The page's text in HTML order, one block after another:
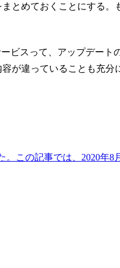
とめておくことにする。
ビスって、アップデート
が違っていることも充分
この記事では、2020年8